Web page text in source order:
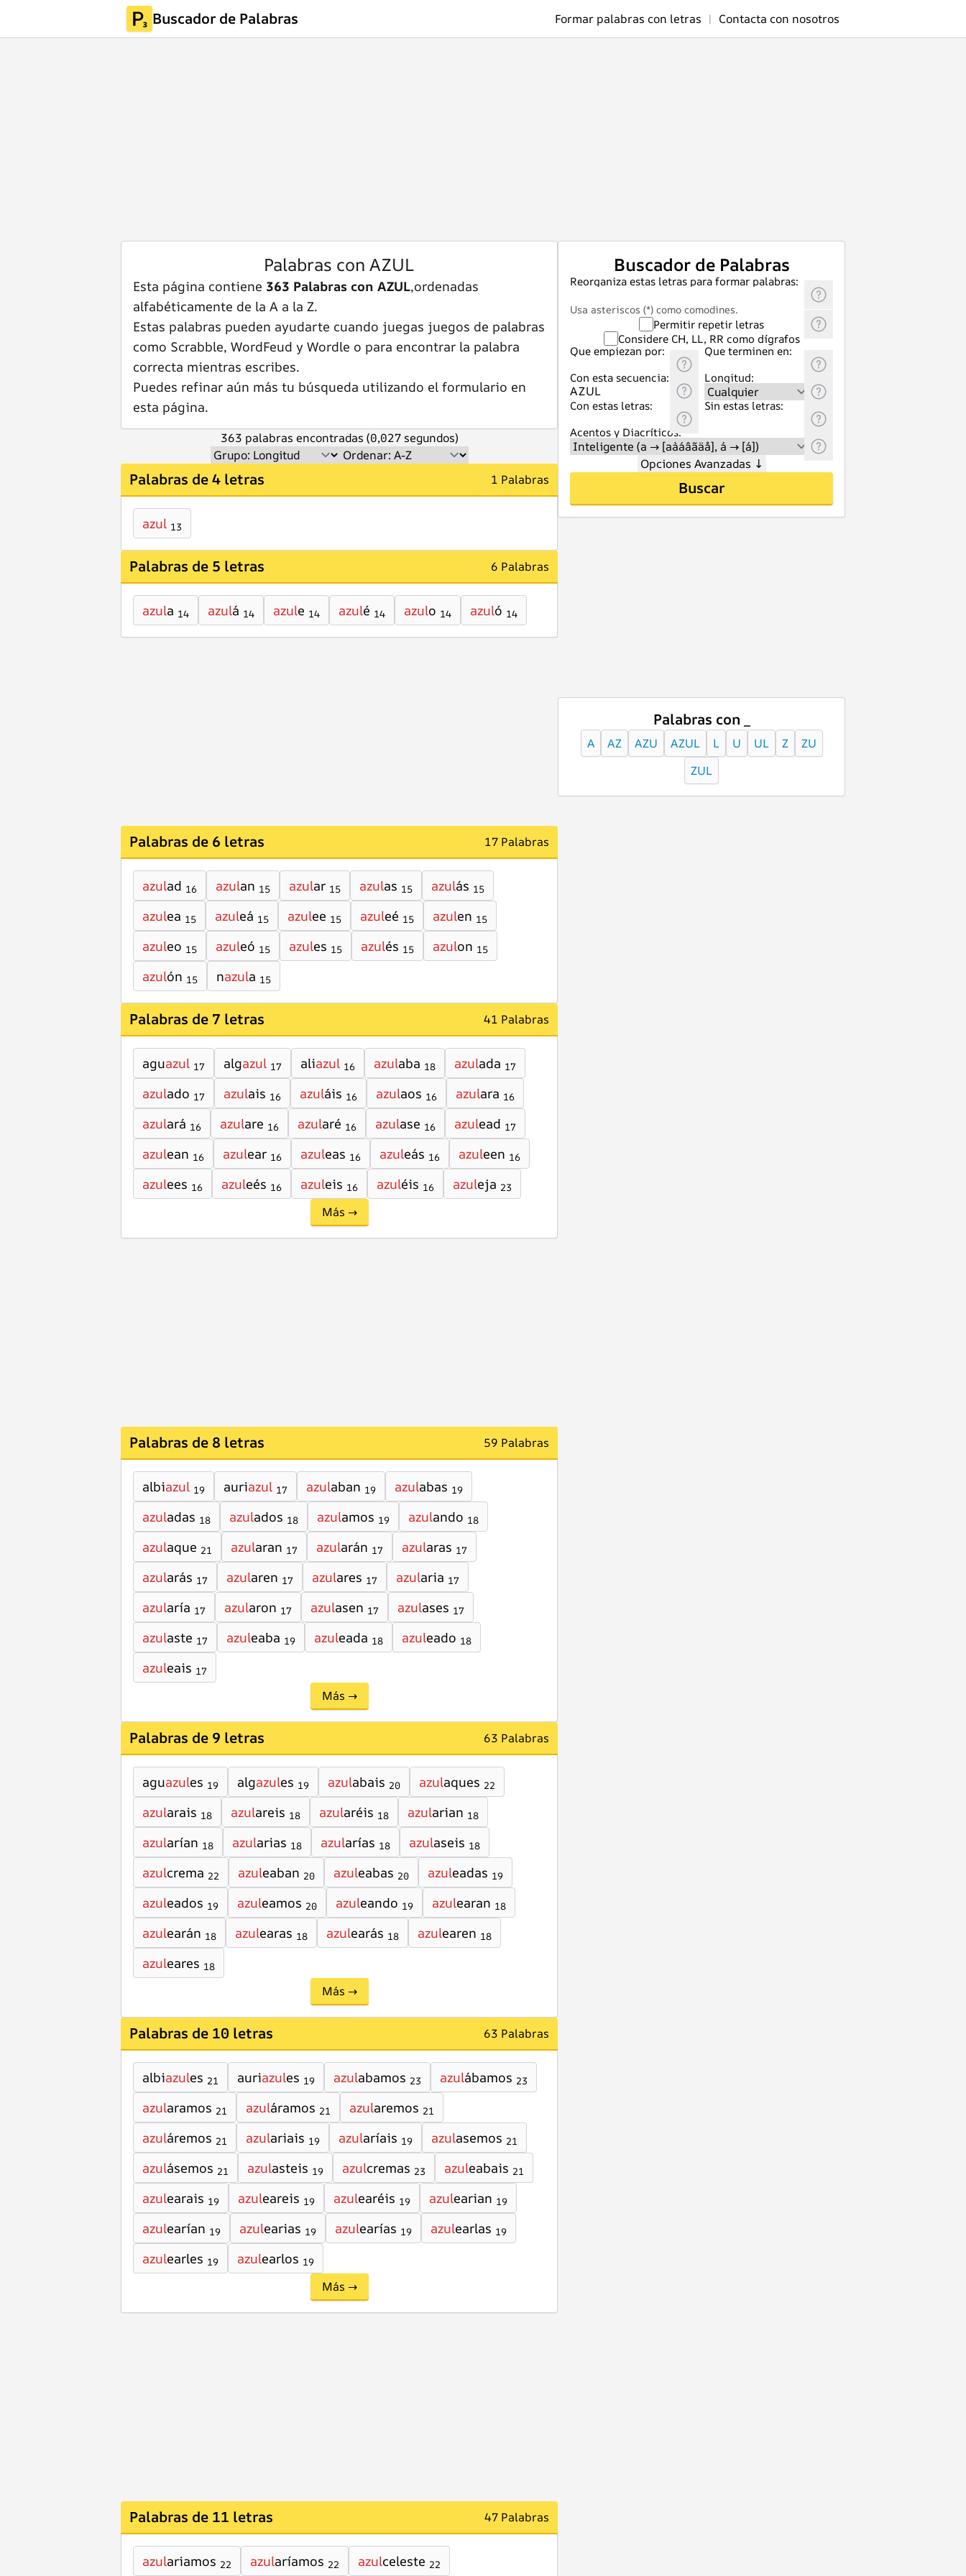
Buscador de Palabras Formar palabras con letras | Contacta con nosotros
Palabras con AZUL
Esta página contiene 363 Palabras con AZUL,ordenadas
alfabéticamente de la A a la Z.
Estas palabras pueden ayudarte cuando juegas juegos de palabras
como Scrabble, WordFeud y Wordle o para encontrar la palabra
correcta mientras escribes.
Puedes refinar aún más tu búsqueda utilizando el formulario en
esta página.
363 palabras encontradas (0,027 segundos)
Palabras de 4 letras 1 Palabras
azul 13
Palabras de 5 letras 6 Palabras
azula 14 azulá 14 azule 14 azulé 14 azulo 14 azuló 14
Palabras de 6 letras 17 Palabras
azulad 16 azulan 15 azular 15 azulas 15 azulás 15
azulea 15 azuleá 15 azulee 15 azuleé 15 azulen 15
azuleo 15 azuleó 15 azules 15 azulés 15 azulon 15
azulón 15 nazula 15
Palabras de 7 letras 41 Palabras
aguazul 17 algazul 17 aliazul 16 azulaba 18 azulada 17
azulado 17 azulais 16 azuláis 16 azulaos 16 azulara 16
azulará 16 azulare 16 azularé 16 azulase 16 azulead 17
azulean 16 azulear 16 azuleas 16 azuleás 16 azuleen 16
azulees 16 azuleés 16 azuleis 16 azuléis 16 azuleja 23
Más →
Palabras de 8 letras 59 Palabras
albiazul 19 auriazul 17 azulaban 19 azulabas 19
azuladas 18 azulados 18 azulamos 19 azulando 18
azulaque 21 azularan 17 azularán 17 azularas 17
azularás 17 azularen 17 azulares 17 azularia 17
azularía 17 azularon 17 azulasen 17 azulases 17
azulaste 17 azuleaba 19 azuleada 18 azuleado 18
azuleais 17
Más →
Palabras de 9 letras 63 Palabras
aguazules 19 algazules 19 azulabais 20 azulaques 22
azularais 18 azulareis 18 azularéis 18 azularian 18
azularían 18 azularias 18 azularías 18 azulaseis 18
azulcrema 22 azuleaban 20 azuleabas 20 azuleadas 19
azuleados 19 azuleamos 20 azuleando 19 azulearan 18
azulearán 18 azulearas 18 azulearás 18 azulearen 18
azuleares 18
Más →
Palabras de 10 letras 63 Palabras
albiazules 21 auriazules 19 azulabamos 23 azulábamos 23
azularamos 21 azuláramos 21 azularemos 21
azuláremos 21 azulariais 19 azularíais 19 azulasemos 21
azulásemos 21 azulasteis 19 azulcremas 23 azuleabais 21
azulearais 19 azuleareis 19 azulearéis 19 azulearian 19
azulearían 19 azulearias 19 azulearías 19 azulearlas 19
azulearles 19 azulearlos 19
Más →
Palabras de 11 letras 47 Palabras
azulariamos 22 azularíamos 22 azulceleste 22
Buscador de Palabras
Reorganiza estas letras para formar palabras:
Usa asteriscos (*) como comodines.
Permitir repetir letras
Considere CH, LL, RR como dígrafos
Que empiezan por:
Que terminen en:
Con esta secuencia:
Longitud:
Con estas letras:
Sin estas letras:
Acentos y Diacríticos:
Opciones Avanzadas ↓
Buscar
Palabras con _
A AZ AZU AZUL L U UL Z
ZU
ZUL